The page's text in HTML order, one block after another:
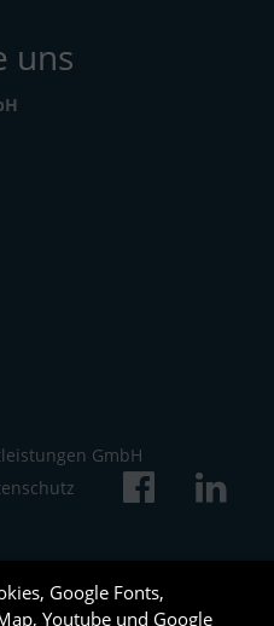
uns
GmbH
Google Fonts,
Youtube und Google